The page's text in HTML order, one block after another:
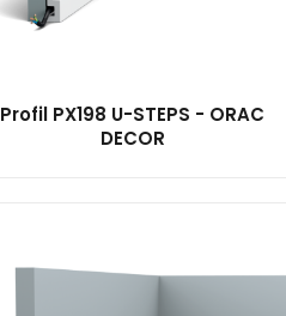
Profil PX198 U-STEPS - ORAC
DECOR